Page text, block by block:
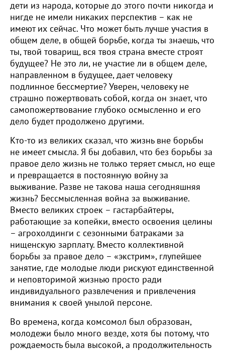
дети из народа, которые до этого почти никогда и
нигде не имели никаких перспектив – как не
имеют их сейчас. Что может быть лучше участия в
общем деле, в общей борьбе, когда ты знаешь, что
ты, твой товарищ, вся твоя страна вместе строят
будущее? Не это ли, не участие ли в общем деле,
направленном в будущее, дает человеку
подлинное бессмертие? Уверен, человеку не
страшно пожертвовать собой, когда он знает, что
самопожертвование глубоко осмысленно и его
дело будет продолжено другими.
Кто-то из великих сказал, что жизнь вне борьбы
не имеет смысла. Я бы добавил, что без борьбы за
правое дело жизнь не только теряет смысл, но еще
и превращается в постоянную войну за
выживание. Разве не такова наша сегодняшняя
жизнь? Бессмысленная война за выживание.
Вместо великих строек – гастарбайтеры,
работающие за копейки, вместо освоения целины
– агрохолдинги с сезонными батраками за
нищенскую зарплату. Вместо коллективной
борьбы за правое дело – «экстрим», глупейшее
занятие, где молодые люди рискуют единственной
и неповторимой жизнью просто ради
индивидуального развлечения и привлечения
внимания к своей унылой персоне.
Во времена, когда комсомол был образован,
молодежи было много везде, хотя бы потому, что
рождаемость была высокой, а продолжительность